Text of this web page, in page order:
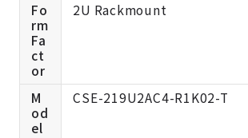
Fo
rm
Fa
ct
or
2U Rackmount
M
od
el
CSE-219U2AC4-R1K02-T